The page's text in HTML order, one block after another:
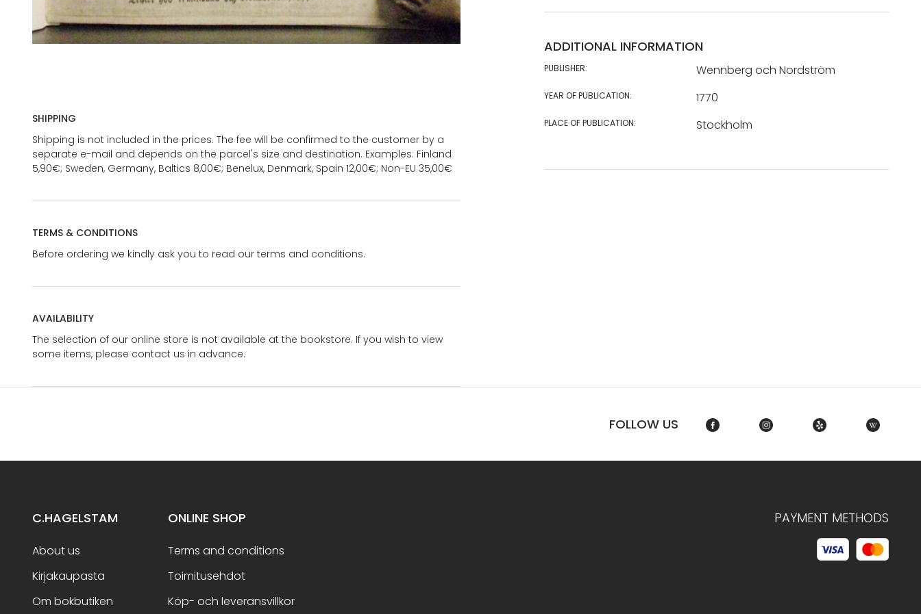
SHIPPING
Shipping is not included in the prices. The fee will be confirmed to the customer by a
separate e-mail and depends on the parcel's size and destination. Examples: Finland
5,90€; Sweden, Germany, Baltics 8,00€; Benelux, Denmark, Spain 12,00€; Non-EU 35,00€
TERMS & CONDITIONS
Before ordering we kindly ask you to read our terms and conditions.
AVAILABILITY
The selection of our online store is not available at the bookstore. If you wish to view
some items, please contact us in advance.
ADDITIONAL INFORMATION
PUBLISHER: Wennberg och Nordström
YEAR OF PUBLICATION: 1770
PLACE OF PUBLICATION: Stockholm
FOLLOW US
C.HAGELSTAM
About us
Kirjakaupasta
Om bokbutiken
ONLINE SHOP
Terms and conditions
Toimitusehdot
Köp- och leveransvillkor
PAYMENT METHODS